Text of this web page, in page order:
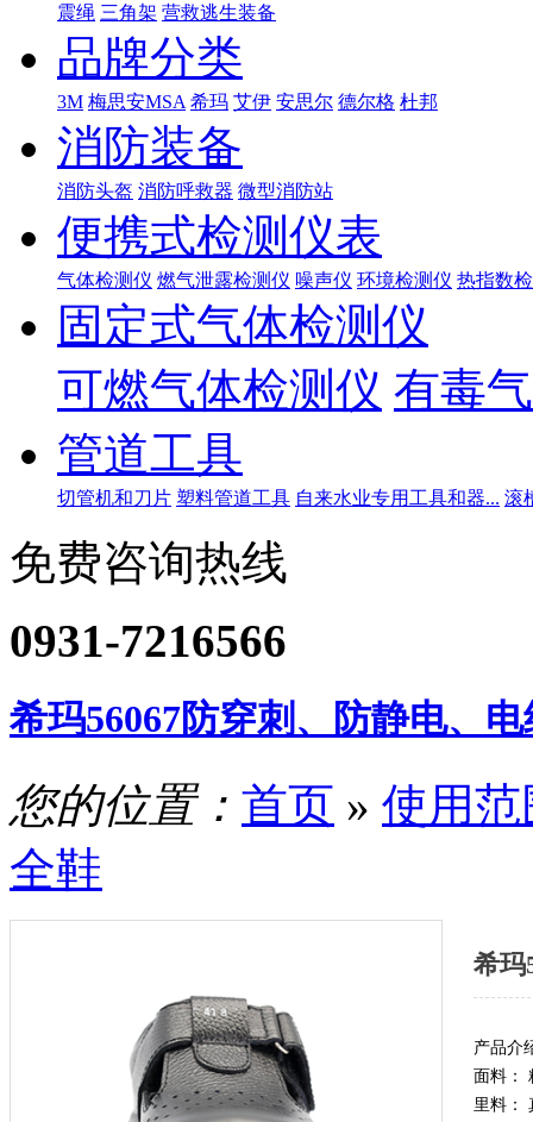
震绳 三角架 营救逃生装备
品牌分类
3M 梅思安MSA 希玛 艾伊 安思尔 德尔格 杜邦
消防装备
消防头盔 消防呼救器 微型消防站
便携式检测仪表
气体检测仪 燃气泄露检测仪 噪声仪 环境检测仪 热指数
固定式气体检测仪
可燃气体检测仪 有毒
管道工具
切管机和刀片 塑料管道工具 自来水业专用工具和器... 滚
免费咨询热线
0931-7216566
希玛56067防穿刺、防静电、
您的位置： 首页 » 使用
全鞋
希玛
产品介
面料：
里料：